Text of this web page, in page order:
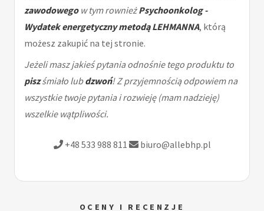
zawodowegow tym rownieżPsychoonkolog -
Wydatek energetyczny metodą LEHMANNA, którą
możesz zakupić na tej stronie.
Jeżeli masz jakieś pytania odnośnie tego produktu to
piszśmiało lubdzwoń! Z przyjemnością odpowiem na
wszystkie twoje pytania i rozwieję (mam nadzieję)
wszelkie wątpliwości.
+48 533 988 811 biuro@allebhp.pl
OCENY I RECENZJE